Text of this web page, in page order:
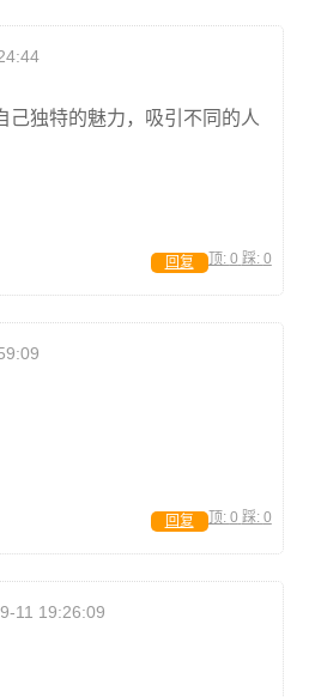
己独特的魅力，吸引不同的人
顶: 0 踩: 0
回复
顶: 0 踩: 0
回复
11 19:26:09